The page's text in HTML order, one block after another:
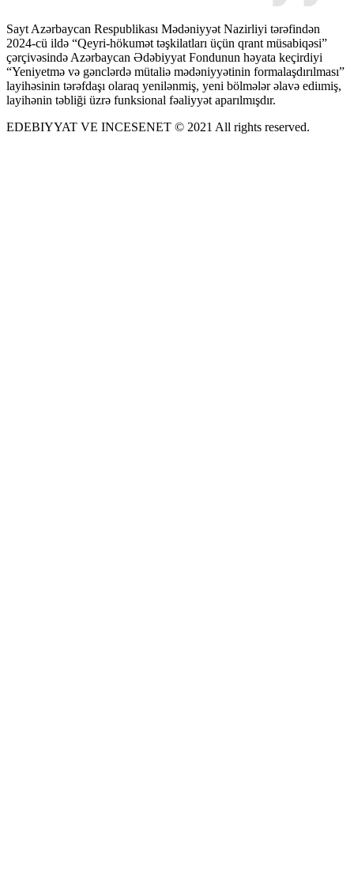
Sayt Azərbaycan Respublikası Mədəniyyət Nazirliyi tərəfindən
2024-cü ildə “Qeyri-hökumət təşkilatları üçün qrant müsabiqəsi”
çərçivəsində Azərbaycan Ədəbiyyat Fondunun həyata keçirdiyi
“Yeniyetmə və gənclərdə mütaliə mədəniyyətinin formalaşdırılması”
layihəsinin tərəfdaşı olaraq yenilənmiş, yeni bölmələr əlavə ediımiş,
layihənin təbliği üzrə funksional fəaliyyət aparılmışdır.
EDEBIYYAT VE INCESENET © 2021 All rights reserved.